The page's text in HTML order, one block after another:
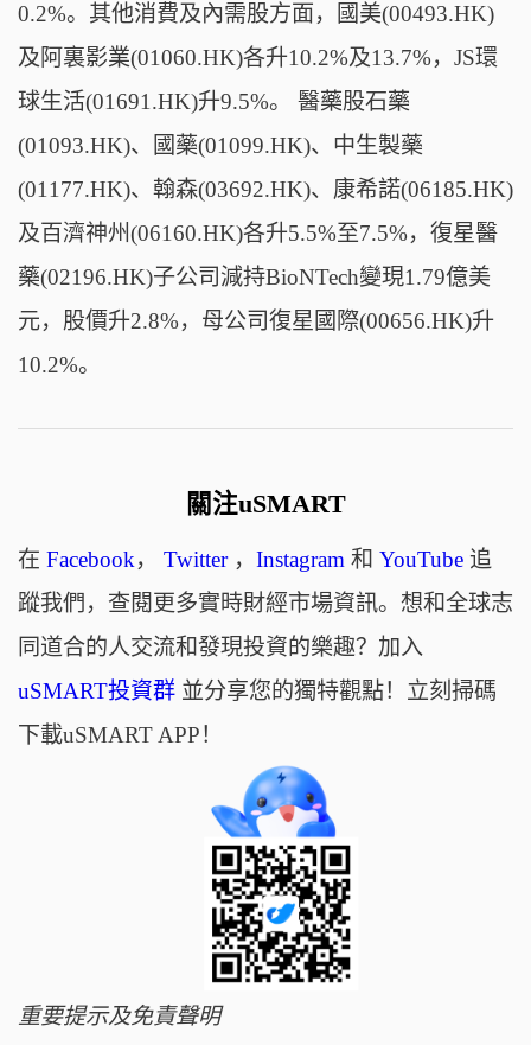
0.2%。其他消費及內需股方面，國美(00493.HK)
及阿裏影業(01060.HK)各升10.2%及13.7%，JS環
球生活(01691.HK)升9.5%。 醫藥股石藥
(01093.HK)、國藥(01099.HK)、中生製藥
(01177.HK)、翰森(03692.HK)、康希諾(06185.HK)
及百濟神州(06160.HK)各升5.5%至7.5%，復星醫
藥(02196.HK)子公司減持BioNTech變現1.79億美
元，股價升2.8%，母公司復星國際(00656.HK)升
10.2%。
關注uSMART
在 Facebook， Twitter， Instagram 和 YouTube追
蹤我們，查閱更多實時財經市場資訊。想和全球志
同道合的人交流和發現投資的樂趣？加入
uSMART投資群並分享您的獨特觀點！立刻掃碼
下載uSMART APP！
重要提示及免責聲明